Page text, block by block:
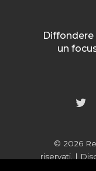
Diffondere
un
© 2026
riservati. |